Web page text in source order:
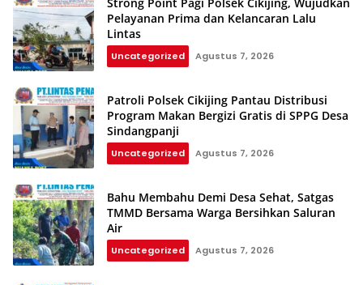
Pelayanan Prima dan Kelancaran Lalu
Lintas
Uncategorized Agustus 7, 2026
Patroli Polsek Cikijing Pantau Distribusi
Program Makan Bergizi Gratis di SPPG Desa
Sindangpanji
Uncategorized Agustus 7, 2026
Bahu Membahu Demi Desa Sehat, Satgas
TMMD Bersama Warga Bersihkan Saluran
Air
Uncategorized Agustus 7, 2026